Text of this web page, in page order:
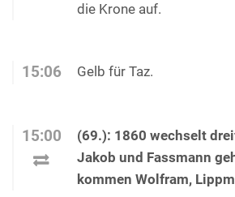
die Krone auf.
15:06 Gelb für Taz.
15:00
(69.): 1860 wechselt
Jakob und Fassmann
kommen Wolfram,